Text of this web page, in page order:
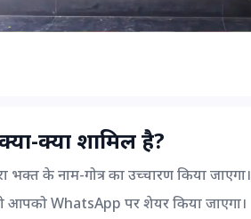
क्या शामिल है?
भक्त के नाम-गोत्र का उच्चारण किया जाएगा।
आपको WhatsApp पर शेयर किया जाएगा।